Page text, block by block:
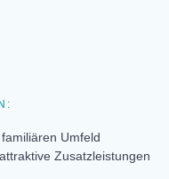
Umfeld
Zusatzleistungen